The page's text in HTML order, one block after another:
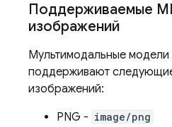
Поддерживаемые
изображений
Мультимодальные модели
поддерживают
изображений:
PNG - image/png